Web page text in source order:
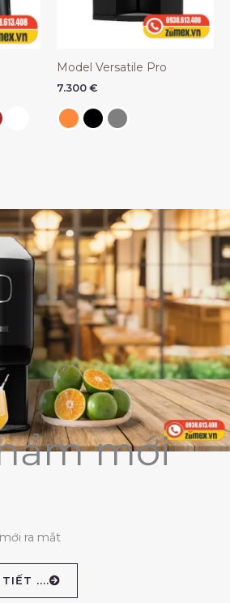
Model Versatile Pro
7.300 €
mới
ra mắt
....